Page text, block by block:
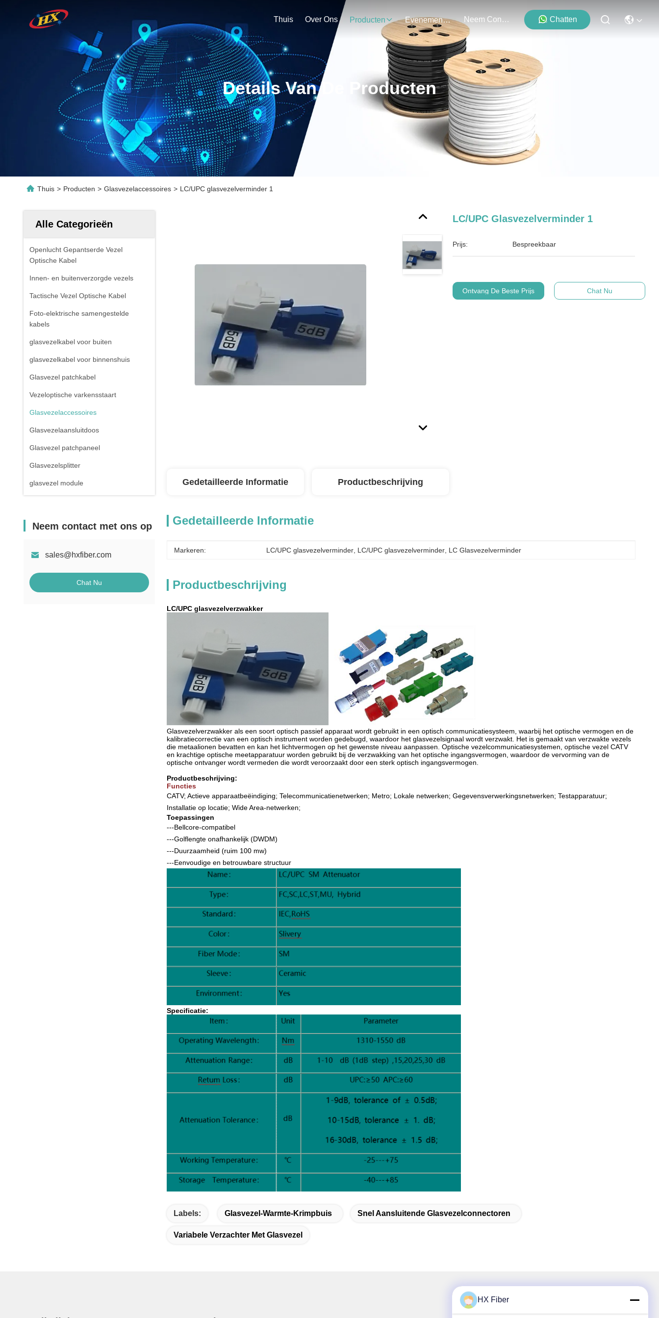
Thuis Over Ons Producten Evenementen Neem Contact Met Ons Op Chatten
Details Van De Producten
Thuis > Producten > Glasvezelaccessoires > LC/UPC glasvezelverminder 1
Alle Categorieën
Openlucht Gepantserde Vezel
Optische Kabel
Innen- en buitenverzorgde vezels
Tactische Vezel Optische Kabel
Foto-elektrische samengestelde
kabels
glasvezelkabel voor buiten
glasvezelkabel voor binnenshuis
Glasvezel patchkabel
Vezeloptische varkensstaart
Glasvezelaccessoires
Glasvezelaansluitdoos
Glasvezel patchpaneel
Glasvezelsplitter
glasvezel module
Neem contact met ons op
sales@hxfiber.com
Chat Nu
LC/UPC Glasvezelverminder 1
Prijs: Bespreekbaar
Ontvang De Beste Prijs Chat Nu
Gedetailleerde Informatie Productbeschrijving
Gedetailleerde Informatie
Markeren: LC/UPC glasvezelverminder LC/UPC glasvezelverminder LC Glasvezelverminder
Productbeschrijving
LC/UPC glasvezelverzwakker
Glasvezelverzwakker als een soort optisch passief apparaat wordt gebruikt in een optisch communicatiesysteem, waarbij het optische vermogen en de
kalibratiecorrectie van een optisch instrument worden gedebugd, waardoor het glasvezelsignaal wordt verzwakt. Het is gemaakt van verzwakte vezels
die metaalionen bevatten en kan het lichtvermogen op het gewenste niveau aanpassen. Optische vezelcommunicatiesystemen, optische vezel CATV
en krachtige optische meetapparatuur worden gebruikt bij de verzwakking van het optische ingangsvermogen, waardoor de vervorming van de
optische ontvanger wordt vermeden die wordt veroorzaakt door een sterk optisch ingangsvermogen.
Productbeschrijving:
Functies
CATV; Actieve apparaatbeëindiging; Telecommunicatienetwerken; Metro; Lokale netwerken; Gegevensverwerkingsnetwerken; Testapparatuur;
Installatie op locatie; Wide Area-netwerken;
Toepassingen
---Bellcore-compatibel
---Golflengte onafhankelijk (DWDM)
---Duurzaamheid (ruim 100 mw)
---Eenvoudige en betrouwbare structuur
Specificatie:
Labels: Glasvezel-Warmte-Krimpbuis Snel Aansluitende Glasvezelconnectoren
Variabele Verzachter Met Glasvezel
HX Fiber